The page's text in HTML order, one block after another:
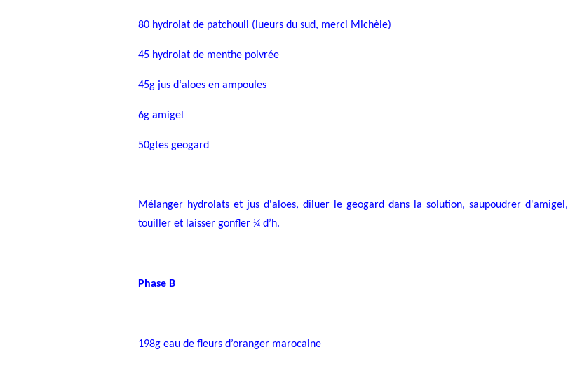
80 hydrolat de patchouli (lueurs du sud, merci Michèle)
45 hydrolat de menthe poivrée
45g jus d‘aloes en ampoules
6g amigel
50gtes geogard
Mélanger hydrolats et jus d'aloes, diluer le geogard dans la solution, saupoudrer d'amigel,
touiller et laisser gonfler ¼ d’h.
Phase B
198g eau de fleurs d’oranger marocaine